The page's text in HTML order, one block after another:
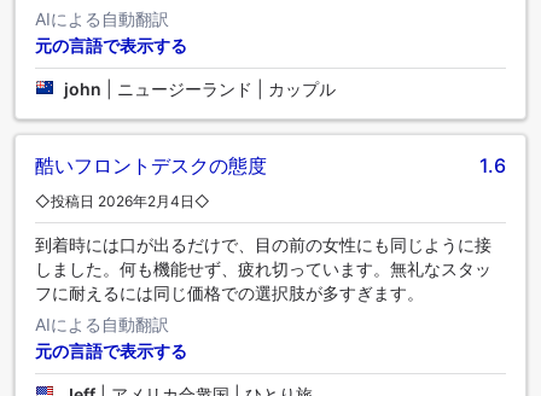
AIによる自動翻訳
元の言語で表示する
john ニュージーランド | カップル
酷いフロントデスクの態度 1.6
◇投稿日 2026年2月4日◇
到着時には口が出るだけで、目の前の女性にも同じように接
しました。何も機能せず、疲れ切っています。無礼なスタッ
フに耐えるには同じ価格での選択肢が多すぎます。
AIによる自動翻訳
元の言語で表示する